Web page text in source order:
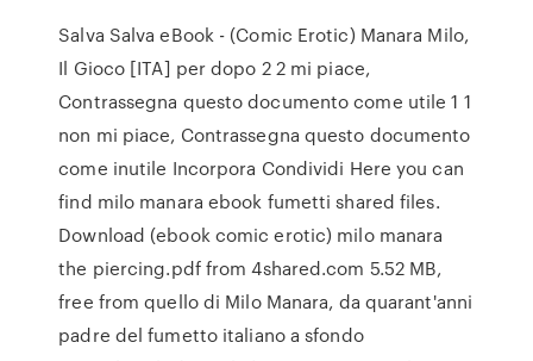
Salva Salva eBook - (Comic Erotic) Manara Milo,
Il Gioco [ITA] per dopo 2 2 mi piace,
Contrassegna questo documento come utile 1 1
non mi piace, Contrassegna questo documento
come inutile Incorpora Condividi Here you can
find milo manara ebook fumetti shared files.
Download (ebook comic erotic) milo manara
the piercing.pdf from 4shared.com 5.52 MB,
free from quello di Milo Manara, da quarant'anni
padre del fumetto italiano a sfondo